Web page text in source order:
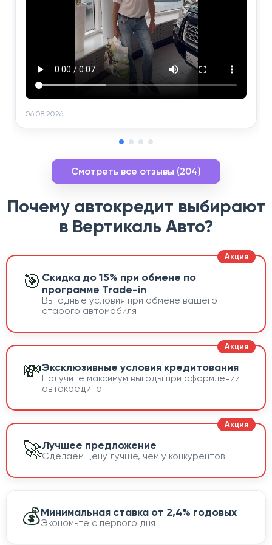
06.08.2026
Смотреть все отзывы (204)
Почему автокредит выбирают
в Вертикаль Авто?
🎯 Скидка до 15% при обмене по
программе Trade-in
Выгодные условия при обмене вашего
старого автомобиля
💸Эксклюзивные условия кредитования
Получите максимум выгоды при оформлении
автокредита
🚀Лучшее предложение
Сделаем цену лучше, чем у конкурентов
💰Минимальная ставка от 2,4% годовых
Экономьте с первого дня